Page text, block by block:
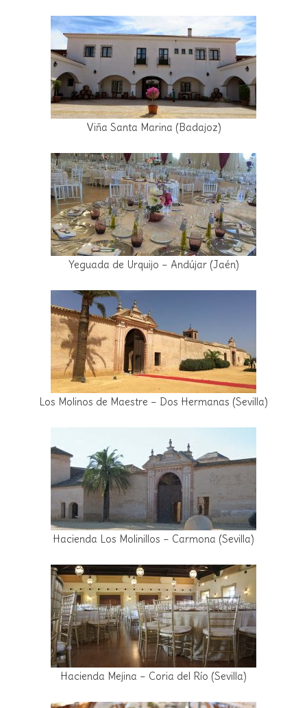
Viña Santa Marina (Badajoz)
Yeguada de Urquijo – Andújar (Jaén)
Los Molinos de Maestre – Dos Hermanas (Sevilla)
Hacienda Los Molinillos – Carmona (Sevilla)
Hacienda Mejina – Coria del Río (Sevilla)